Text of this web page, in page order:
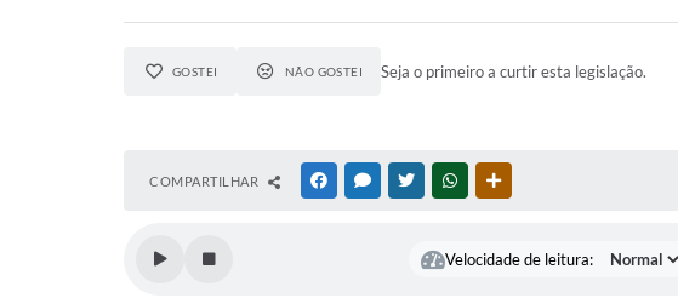
GOSTEI NÃO GOSTEI Seja o primeiro a curtir esta legislação.
COMPARTILHAR FACEBOOKMESSENGER
TWITTERWHATSAPP
Velocidade de leitura: